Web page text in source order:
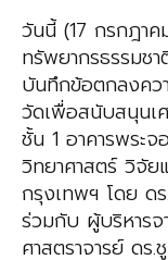
วันนี้ (17 กรกฎา
ทรัพยากรธรรมช
บันทึกข้อตกลงคว
วัดเพื่อสนับสนุนเ
ชั้น 1 อาคารพระ
วิทยาศาสตร์ วิจัย
กรุงเทพฯ โดย ด
ร่วมกับ ผู้บริหาร
ศาสตราจารย์ ด